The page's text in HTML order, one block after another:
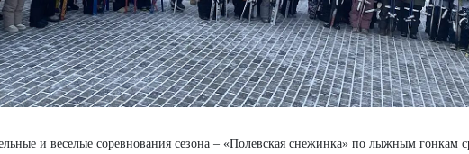
и веселые соревнования сезона – «Полевская снежинка» по лыжным гонкам